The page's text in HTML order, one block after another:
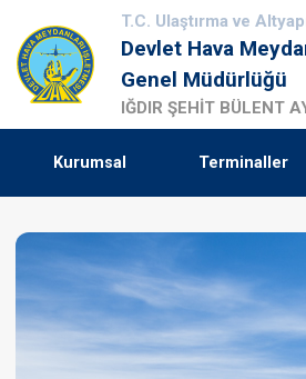
T.C. Ulaştırma ve
Devlet Hava
Genel Müdürlüğü
IĞDIR ŞEHİT BÜLENT
Kurumsal Terminaller